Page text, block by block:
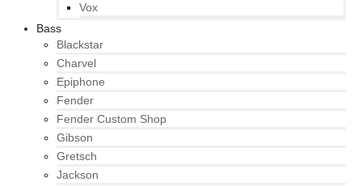
Vox
Bass
Blackstar
Charvel
Epiphone
Fender
Fender Custom Shop
Gibson
Gretsch
Jackson